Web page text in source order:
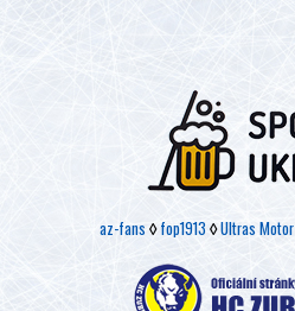
az-fans ◊fop1913 ◊Ultras Motor